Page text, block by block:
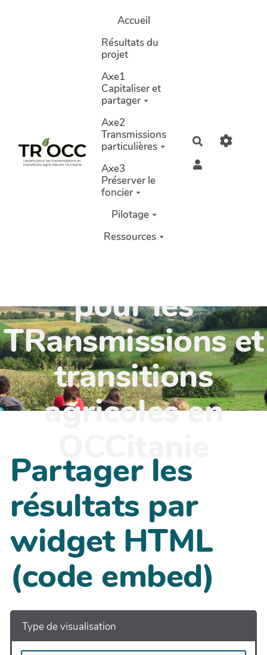
Aller au contenu principalAccueil
Résultats du
projet
Axe1
Capitaliser et
partager
Axe2
Transmissions
particulières
Axe3
Préserver le
foncier
Pilotage
Ressources
Rechercher
pour les
TRansmissions et
transitions
agricoles en
OCCitanie
Partager les
résultats par
widget HTML
(code embed)
Type de visualisation